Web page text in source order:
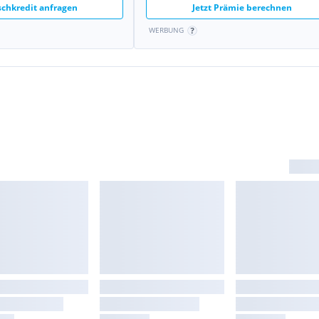
anfragen Jetzt Prämie berechnen
WERBUNG